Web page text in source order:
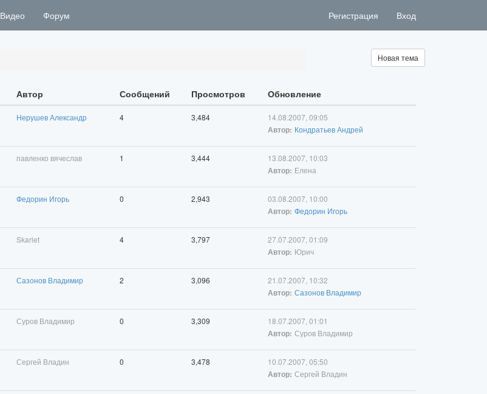
Видео Форум Регистрация Вход
Новая тема
Автор Сообщений Просмотров
Обновление
Нерушев Александр 4 3,484
14.08.2007, 09:05
Автор: Кондратьев Андрей
павленко вячеслав 1 3,444
13.08.2007, 10:03
Автор: Елена
Федорин Игорь 0 2,943
03.08.2007, 10:00
Автор: Федорин Игорь
Skarlet 4 3,797
27.07.2007, 01:09
Автор: Юрич
Сазонов Владимир 2 3,096
21.07.2007, 10:32
Автор: Сазонов Владимир
Суров Владимир 0 3,309
18.07.2007, 01:01
Автор: Суров Владимир
Сергей Владин 0 3,478
10.07.2007, 05:50
Автор: Сергей Владин